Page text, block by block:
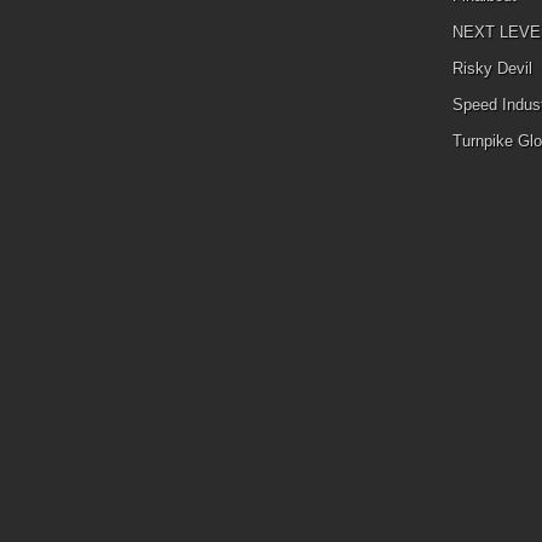
NEXT
Risky Devil
Speed
Turnpike